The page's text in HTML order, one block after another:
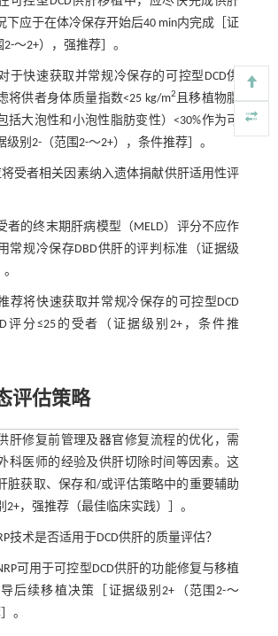
下应于在体冷保存开始后40 min内完成［证
～2+），强推荐］。
于快速获取并常规冷保存的可控型DCD供
将供者身体质量指数<25 kg/m2 且移植物脂
括大泡性和小泡性脂肪变性）<30%作为可
别2-（范围2-～2+），条件推荐］。
受者相关因素纳入遗体捐献供肝适用性评
者的终末期肝病模型（MELD）评分不应作
常规冷保存DBD供肝的评判标准（证据级
荐将快速获取并常规冷保存的可控型DCD
评分≤25的受者（证据级别2+，条件推
评估策略
肝修复前管理及器官修复流程的优化，需
科医师的经验及供肝切除时间等因素。这
脏获取、保存和/或评估策略中的重要辅助
2+，强推荐（最佳临床实践）］。
技术是否适用于DCD供肝的质量评估？
可用于可控型DCD供肝的功能修复与移植
后续移植决策［证据级别2+（范围2-～
。